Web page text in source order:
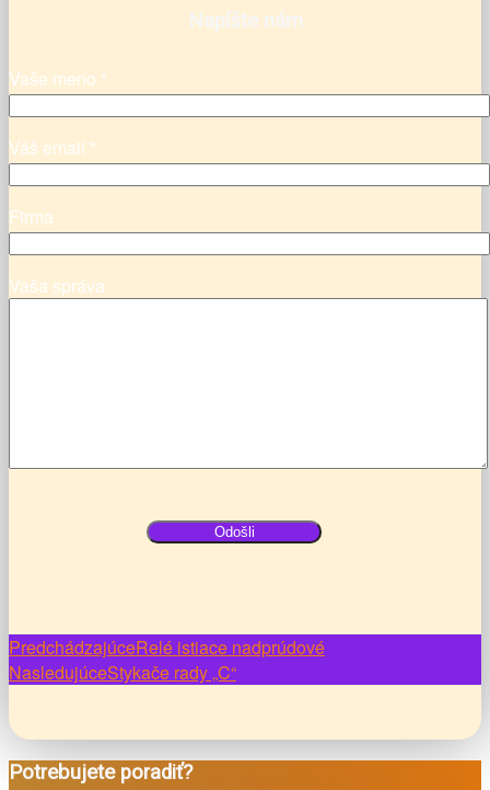
Napíšte nám
Vaše meno *
Váš email *
Firma
Vaša správa
Navigácia
v
PredchádzajúceRelé istiace nadprúdové
NasledujúceStykače rady „C“
Potrebujete poradiť?